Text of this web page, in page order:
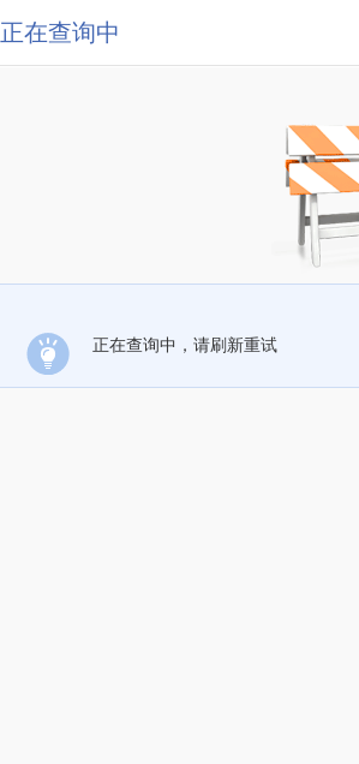
正在查询中
正在查询中，请刷新重试